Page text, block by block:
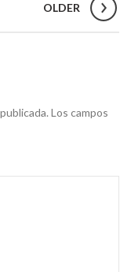
OLDER
Los campos